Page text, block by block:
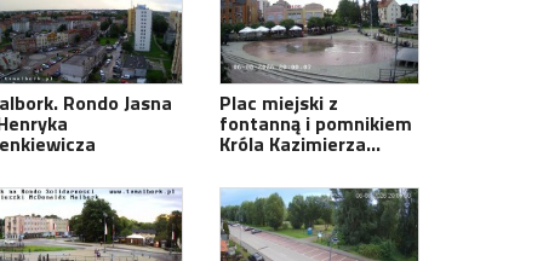
Rondo Jasna Plac miejski z
fontanną i pomnikiem
Króla Kazimierza…